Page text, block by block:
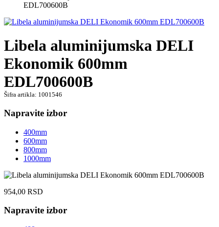
EDL700600B
Libela aluminijumska DELI
Ekonomik 600mm
EDL700600B
Šifra artikla: 1001546
Napravite izbor
400mm
600mm
800mm
1000mm
954,00 RSD
Napravite izbor